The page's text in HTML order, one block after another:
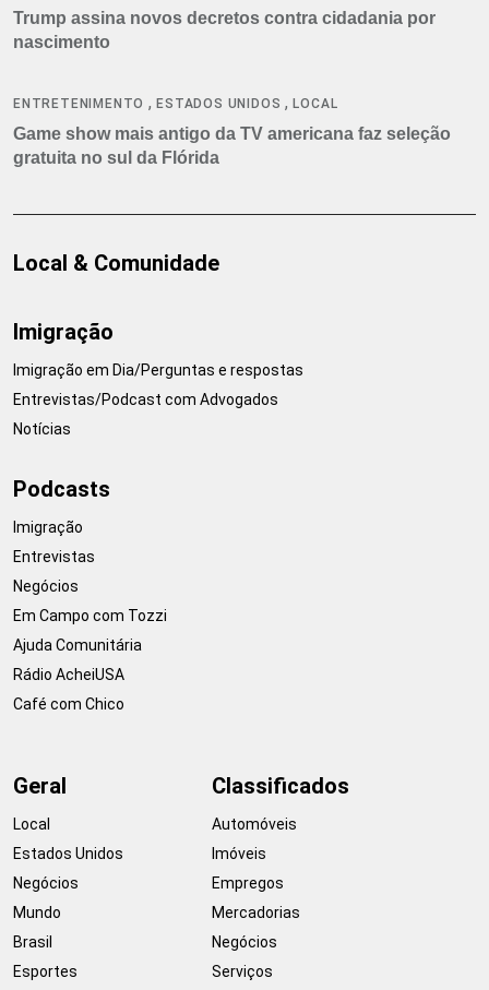
Trump assina novos decretos contra cidadania por
nascimento
ENTRETENIMENTO ,ESTADOS UNIDOS ,LOCAL
Game show mais antigo da TV americana faz seleção
gratuita no sul da Flórida
Local & Comunidade
Imigração
Imigração em Dia/Perguntas e respostas
Entrevistas/Podcast com Advogados
Notícias
Podcasts
Imigração
Entrevistas
Negócios
Em Campo com Tozzi
Ajuda Comunitária
Rádio AcheiUSA
Café com Chico
Geral
Local
Estados Unidos
Negócios
Mundo
Brasil
Esportes
Classificados
Automóveis
Imóveis
Empregos
Mercadorias
Negócios
Serviços